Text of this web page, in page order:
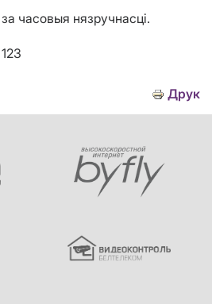
часовыя нязручнасці.
Друк